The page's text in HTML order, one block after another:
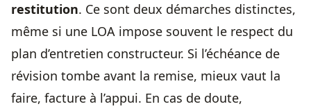
restitution. Ce sont deux démarches distinctes,
même si une LOA impose souvent le respect du
plan d’entretien constructeur. Si l’échéance de
révision tombe avant la remise, mieux vaut la
faire, facture à l’appui. En cas de doute,